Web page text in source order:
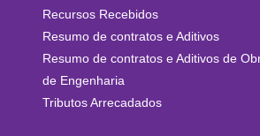
Recursos Recebidos
Resumo de contratos e Aditivos
Resumo de contratos e Aditivos de
de Engenharia
Tributos Arrecadados